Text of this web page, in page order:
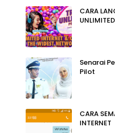
CARA
Senarai
Pilot
CARA
INTERNET